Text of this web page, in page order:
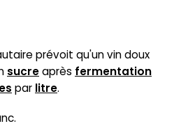
prévoit qu'un vin doux
sucreaprès fermentation
par litre.